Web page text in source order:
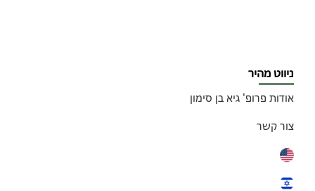
ניווט מהיר
אודות פרופ' גיא בן סימון
צור קשר